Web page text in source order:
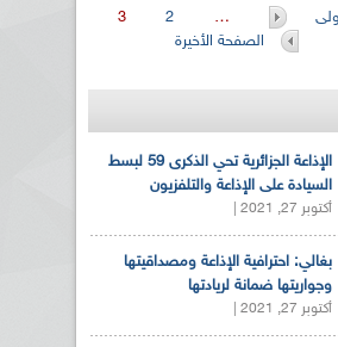
…
2
3
الصفحة الأخيرة
الإذاعة الجزائرية تحي الذكرى 59 لبسط
السيادة على الإذاعة والتلفزيون
أكتوبر 27, 2021 |
بغالي: احترافية الإذاعة ومصداقيتها
وجواريتها ضمانة لريادتها
أكتوبر 27, 2021 |